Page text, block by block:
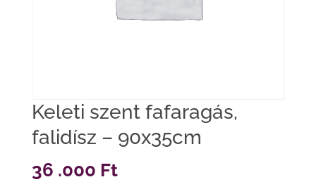
Keleti szent fafaragás,
falidísz – 90x35cm
36 .000 Ft